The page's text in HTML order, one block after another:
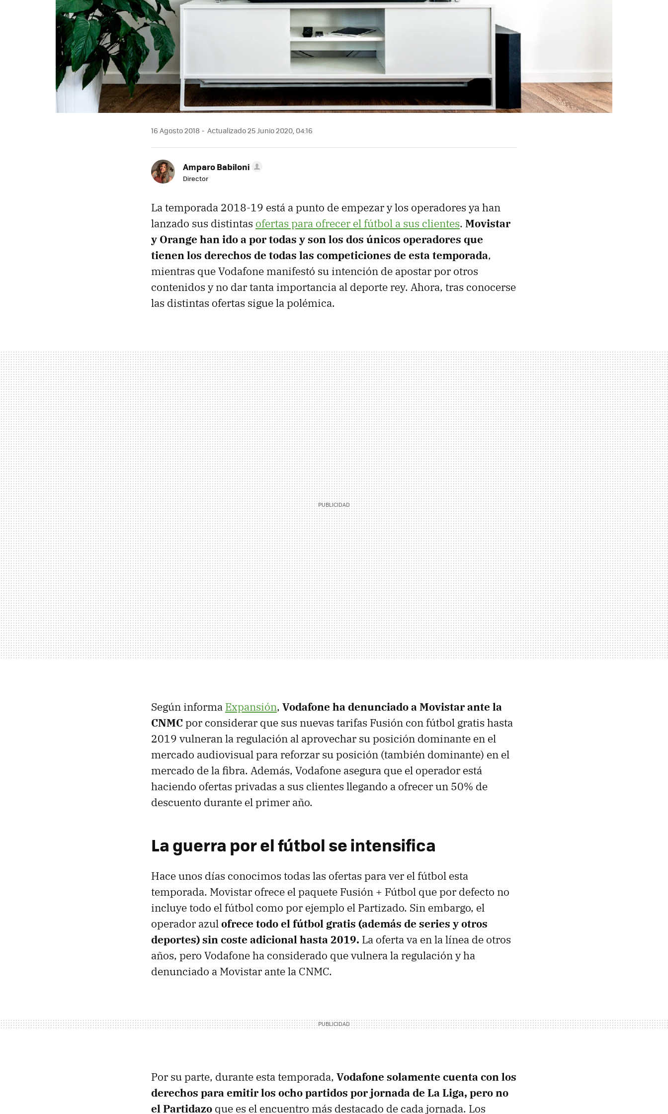
16 Agosto 2018 Actualizado 25 Junio 2020, 04:16
Amparo Babiloni
Director
La temporada 2018-19 está a punto de empezar y los operadores ya han
lanzado sus distintas ofertas para ofrecer el fútbol a sus clientes. Movistar
y Orange han ido a por todas y son los dos únicos operadores que
tienen los derechos de todas las competiciones de esta temporada,
mientras que Vodafone manifestó su intención de apostar por otros
contenidos y no dar tanta importancia al deporte rey. Ahora, tras conocerse
las distintas ofertas sigue la polémica.
Según informa Expansión, Vodafone ha denunciado a Movistar ante la
CNMC por considerar que sus nuevas tarifas Fusión con fútbol gratis hasta
2019 vulneran la regulación al aprovechar su posición dominante en el
mercado audiovisual para reforzar su posición (también dominante) en el
mercado de la fibra. Además, Vodafone asegura que el operador está
haciendo ofertas privadas a sus clientes llegando a ofrecer un 50% de
descuento durante el primer año.
La guerra por el fútbol se intensifica
Hace unos días conocimos todas las ofertas para ver el fútbol esta
temporada. Movistar ofrece el paquete Fusión + Fútbol que por defecto no
incluye todo el fútbol como por ejemplo el Partizado. Sin embargo, el
operador azulofrece todo el fútbol gratis (además de series y otros
deportes) sin coste adicional hasta 2019. La oferta va en la línea de otros
años, pero Vodafone ha considerado que vulnera la regulación y ha
denunciado a Movistar ante la CNMC.
Por su parte, durante esta temporada, Vodafone solamente cuenta con los
derechos para emitir los ocho partidos por jornada de La Liga, pero no
el Partidazo que es el encuentro más destacado de cada jornada. Los